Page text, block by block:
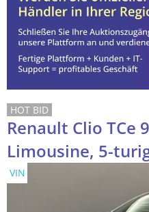
Renault Clio TCe
Limousine, 5-
VIN